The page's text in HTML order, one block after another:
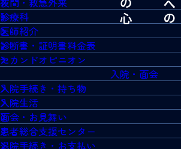
診療科
医師紹介
診断書・証明書料金表
セカンドオピニオン
入院・面会
入院手続き・持ち物
入院生活
面会・お見舞い
患者総合支援センター
退院手続き・お支払い